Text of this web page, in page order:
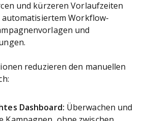
und kürzeren Vorlaufzeiten
automatisiertem Workflow-
und
reduzieren den manuellen
Dashboard: Überwachen und